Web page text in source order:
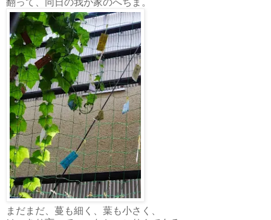
翻って、同日の我が家のへちま。
まだまだ、蔓も細く、葉も小さく、